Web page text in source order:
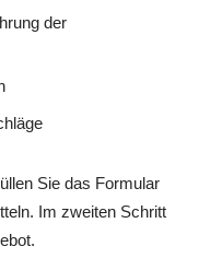
der
Sie das Formular
Im zweiten Schritt